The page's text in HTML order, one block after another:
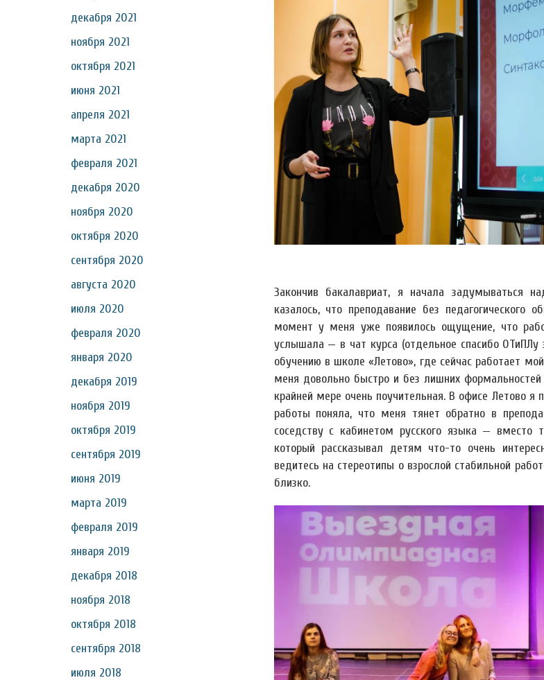
декабря 2021
ноября 2021
октября 2021
июня 2021
апреля 2021
марта 2021
февраля 2021
декабря 2020
ноября 2020
октября 2020
сентября 2020
августа 2020
июля 2020
февраля 2020
января 2020
декабря 2019
ноября 2019
октября 2019
сентября 2019
июня 2019
марта 2019
февраля 2019
января 2019
декабря 2018
ноября 2018
октября 2018
сентября 2018
июля 2018
Закончив бакалавриат, я начала задумываться
казалось, что преподавание без
момент у меня уже появилось ощущение, что
услышала — в чат курса (отдельное спасибо ОТиПЛу
обучению в школе «Летово», где сейчас работает
меня довольно быстро и без лишних формальностей
крайней мере очень поучительная. В офисе Летово
работы поняла, что меня тянет обратно в
соседству с кабинетом русского языка — вместо
который рассказывал детям что-то очень
ведитесь на стереотипы о взрослой стабильной
близко.